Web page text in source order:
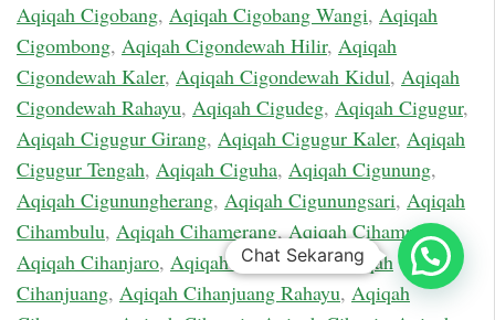
Aqiqah Cigobang, Aqiqah Cigobang Wangi, Aqiqah
Cigombong, Aqiqah Cigondewah Hilir, Aqiqah
Cigondewah Kaler, Aqiqah Cigondewah Kidul, Aqiqah
Cigondewah Rahayu, Aqiqah Cigudeg, Aqiqah Cigugur,
Aqiqah Cigugur Girang, Aqiqah Cigugur Kaler, Aqiqah
Cigugur Tengah, Aqiqah Ciguha, Aqiqah Cigunung,
Aqiqah Cigunungherang, Aqiqah Cigunungsari, Aqiqah
Cihambulu, Aqiqah Cihamerang,Aqiqah Cihampelas,
Aqiqah Cihanjaro, Aqiqah Cihanjawar,Aqiqah
Cihanjuang, Aqiqah Cihanjuang Rahayu, Aqiqah
Chat Sekarang